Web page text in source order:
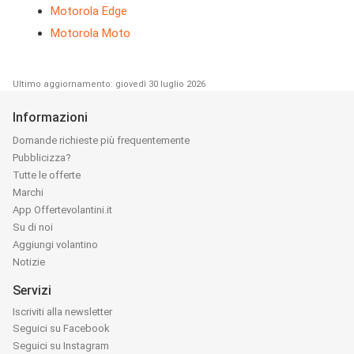
Motorola Edge
Motorola Moto
Ultimo aggiornamento: giovedì 30 luglio 2026
Informazioni
Domande richieste più frequentemente
Pubblicizza?
Tutte le offerte
Marchi
App Offertevolantini.it
Su di noi
Aggiungi volantino
Notizie
Servizi
Iscriviti alla newsletter
Seguici su Facebook
Seguici su Instagram